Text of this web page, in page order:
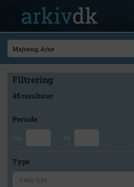
Filtrering
45 resultater
Periode
Fra Til
Type